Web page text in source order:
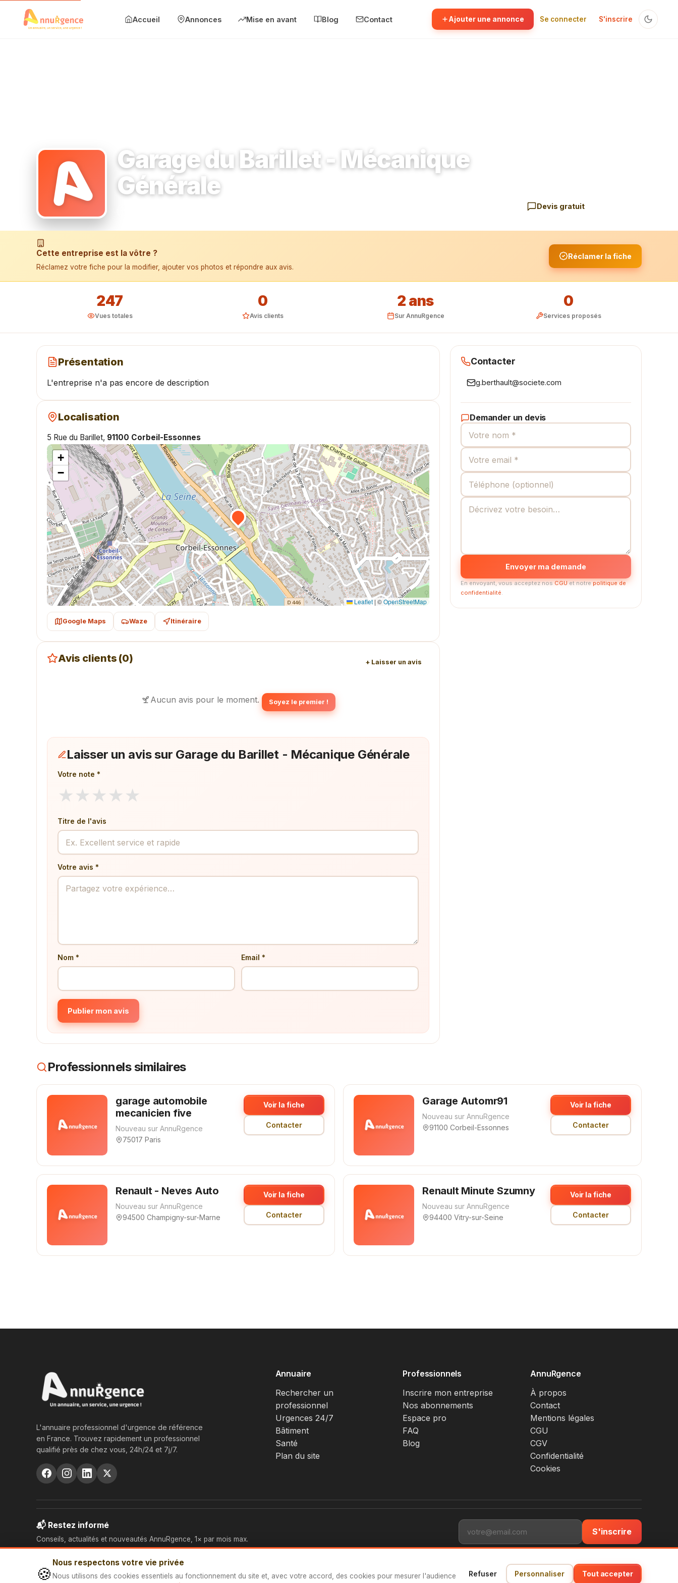
🍪
Nous respectons votre vie privée
Nous utilisons des cookies essentiels au fonctionnement du site et, avec votre accord, des cookies pour mesurer l'audience
Refuser Personnaliser Tout accepter
Accueil Annonces Mise en avant Blog Contact Ajouter une annonce Se connecter S'inscrire
Ajouter une annonce
Se connecter
S'inscrire
📱 Installer l'application
Garage du Barillet - Mécanique
Générale
Devis gratuit
Cette entreprise est la vôtre ?
Réclamez votre fiche pour la modifier, ajouter vos photos et répondre aux avis.
Réclamer la fiche
247
Vues totales
0
Avis clients
2 ans
Sur AnnuRgence
0
Services proposés
Présentation
L'entreprise n'a pas encore de description
Localisation
5 Rue du Barillet, 91100 Corbeil-Essonnes
+
−
Leaflet | ©OpenStreetMap
Google Maps Waze Itinéraire
Avis clients (0) + Laisser un avis
Aucun avis pour le moment. Soyez le premier !
Laisser un avis sur Garage du Barillet - Mécanique Générale
Votre note *
★ ★ ★ ★ ★
Titre de l'avis
Votre avis *
Nom * Email *
Publier mon avis
Contacter
g.berthault@societe.com
Demander un devis
Envoyer ma demande
En envoyant, vous acceptez nosCGUet notrepolitique de
confidentialité.
Professionnels similaires
garage automobile
mecanicien five
Nouveau sur AnnuRgence
75017 Paris
Voir la fiche
Contacter
Garage Automr91
Nouveau sur AnnuRgence
91100 Corbeil-Essonnes
Voir la fiche
Contacter
Renault - Neves Auto
Nouveau sur AnnuRgence
94500 Champigny-sur-Marne
Voir la fiche
Contacter
Renault Minute Szumny
Nouveau sur AnnuRgence
94400 Vitry-sur-Seine
Voir la fiche
Contacter
L'annuaire professionnel d'urgence de référence
en France. Trouvez rapidement un professionnel
qualifié près de chez vous, 24h/24 et 7j/7.
Annuaire
Rechercher un
professionnel
Urgences 24/7
Bâtiment
Santé
Plan du site
Professionnels
Inscrire mon entreprise
Nos abonnements
Espace pro
FAQ
Blog
AnnuRgence
À propos
Contact
Mentions légales
CGU
CGV
Confidentialité
Cookies
📬 Restez informé
Conseils, actualités et nouveautés AnnuRgence, 1× par mois max.
S'inscrire
© 2026 AnnuRgence — Tous droits réservés.